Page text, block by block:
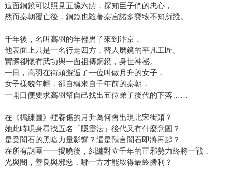
這面銅鏡可以照見五臟六腑，探知臣子們的忠心，
然而秦朝覆亡後，銅鏡也隨著秦宮諸多寶物不知所蹤。
千年後，名叫高羽的年輕男子來到汴京，
他表面上只是一名行走四方，替人磨鏡的平凡工匠。
實際卻懷有武功與一面祖傳銅鏡，身世神祕。
一日，高羽在街頭邂逅了一位叫做月升的女子，
女子樣貌年輕，卻自稱來自千年前的秦朝，
一開口便要求高羽幫自己找出五位弟子後代的下落……
在《搗練圖》裡養傷的月升為何會出現北宋街頭？
她此時現身尋找五名「隱靈法」後代又有什麼意圖？
是受闇石的黑暗力量影響？還是預言闇石即將再起？
在所有謎團一一揭曉後，糾纏對立千年的正邪勢力終將一戰，
光與闇，善良與邪惡，哪一方才能取得最終勝利？